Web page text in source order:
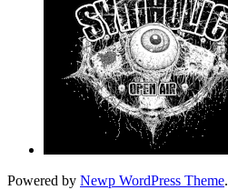
Powered by Newp WordPress Theme.